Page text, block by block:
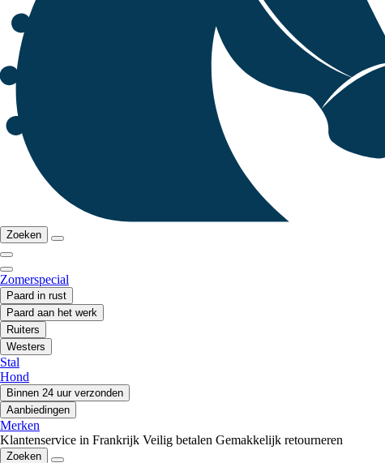
Zoeken
Zomerspecial
Paard in rust
Paard aan het werk
Ruiters
Westers
Stal
Hond
Binnen 24 uur verzonden
Aanbiedingen
Merken
Klantenservice in Frankrijk Veilig betalen Gemakkelijk retourneren
Zoeken